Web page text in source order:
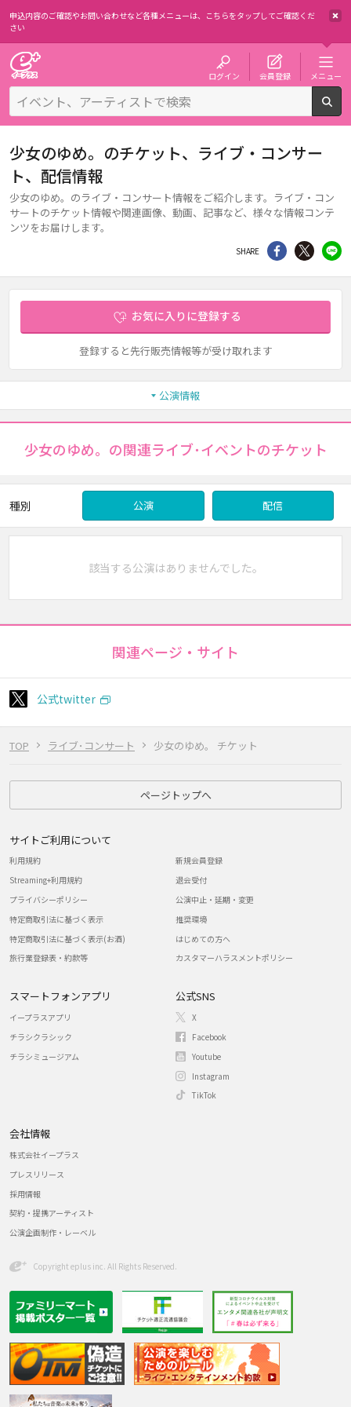
申込内容のご確認やお問い合わせなど各種メニューは、 こちらをタップしてご確認くだ
さい
ログイン 会員登録 メニュー
TOP ライブ･コンサート 少女のゆめ。 チケット
少女のゆめ。のチケット、ライブ・コンサー
ト、配信情報
少女のゆめ。のライブ・コンサート情報をご紹介します。ライブ・コン
サートのチケット情報や関連画像、動画、記事など、様々な情報コンテ
ンツをお届けします。
SHARE シェア Twitter
お気に入りに登録する
登録すると先行販売情報等が受け取れます
公演情報
少女のゆめ。の関連ライブ･イベントのチケット
種別 公演 配信
該当する公演はありませんでした。
関連ページ・サイト
公式twitter
ページトップへ
サイトご利用について
利用規約
Streaming+利用規約
プライバシーポリシー
特定商取引法に基づく表示
特定商取引法に基づく表示(お酒)
旅行業登録表・約款等
新規会員登録
退会受付
公演中止・延期・変更
推奨環境
はじめての方へ
カスタマーハラスメントポリシー
スマートフォンアプリ
イープラスアプリ
チラシクラシック
チラシミュージアム
公式SNS
X
Facebook
Youtube
Instagram
TikTok
会社情報
株式会社イープラス
プレスリリース
採用情報
契約・提携アーティスト
公演企画制作・レーベル
Copyright eplus inc. All Rights Reserved.